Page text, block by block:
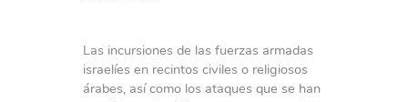
Las incursiones de las fuerzas armadas
israelíes en recintos civiles o religiosos
árabes, así como los ataques que se han